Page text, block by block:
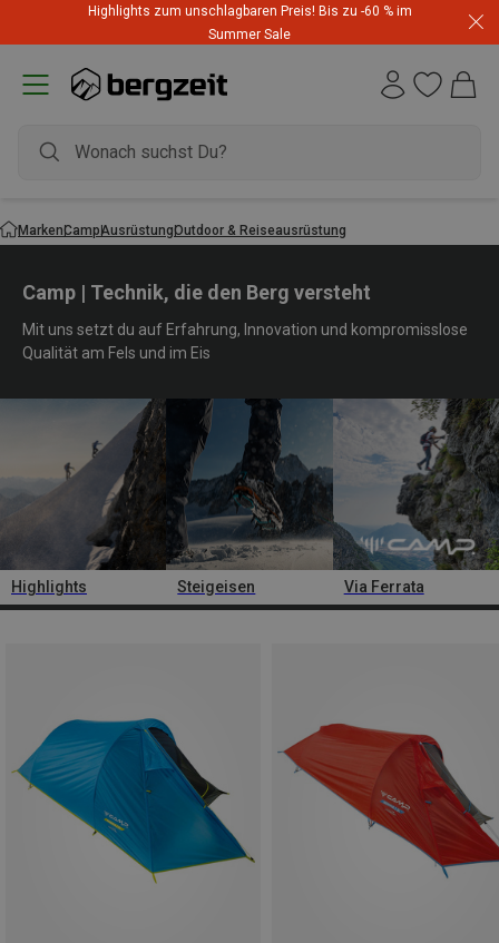
Highlights zum unschlagbaren Preis! Bis zu -60 % im
Summer Sale
MarkenCampAusrüstungOutdoor & Reiseausrüstung
Camp | Technik, die den Berg versteht
Mit uns setzt du auf Erfahrung, Innovation und kompromisslose
Qualität am Fels und im Eis
Highlights Steigeisen Via Ferrata